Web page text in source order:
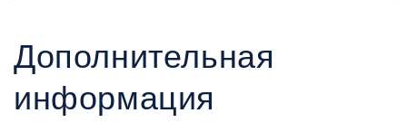
Дополнительная
информация